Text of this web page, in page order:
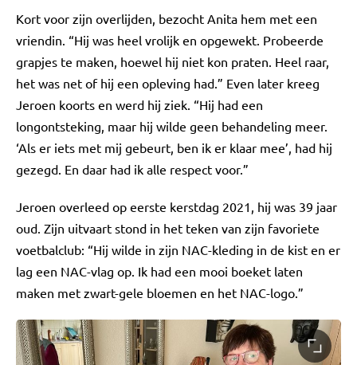
Kort voor zijn overlijden, bezocht Anita hem met een
vriendin. “Hij was heel vrolijk en opgewekt. Probeerde
grapjes te maken, hoewel hij niet kon praten. Heel raar,
het was net of hij een opleving had.” Even later kreeg
Jeroen koorts en werd hij ziek. “Hij had een
longontsteking, maar hij wilde geen behandeling meer.
‘Als er iets met mij gebeurt, ben ik er klaar mee’, had hij
gezegd. En daar had ik alle respect voor.”
Jeroen overleed op eerste kerstdag 2021, hij was 39 jaar
oud. Zijn uitvaart stond in het teken van zijn favoriete
voetbalclub: “Hij wilde in zijn NAC-kleding in de kist en er
lag een NAC-vlag op. Ik had een mooi boeket laten
maken met zwart-gele bloemen en het NAC-logo.”